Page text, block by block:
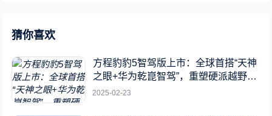
猜你喜欢
方程豹豹5智驾版上市：全球首搭“天神
之眼+华为乾崑智驾”，重塑硬派越野新
标杆
2025-02-23